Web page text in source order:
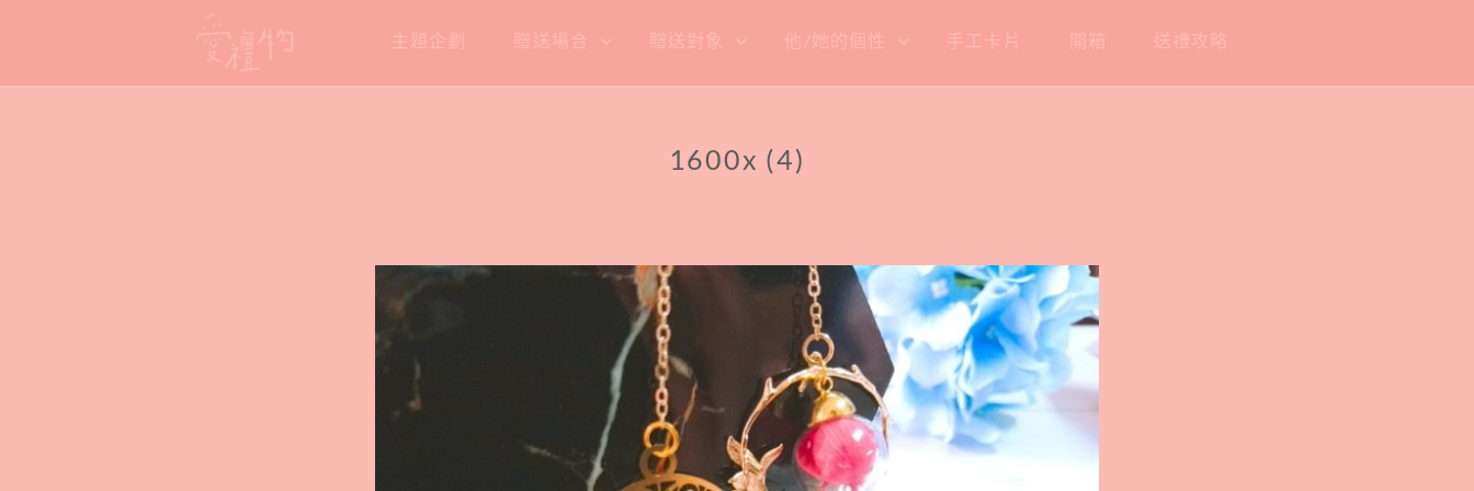
content
主題企劃 贈送場合 贈送對象 他/她的個性 手工卡片 開箱 送禮攻略
1600x (4)